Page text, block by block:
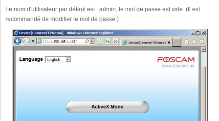
Le nom d'utilisateur par défaut est : admin, le mot de passe est vide. (Il est
recommandé de modifier le mot de passe.)